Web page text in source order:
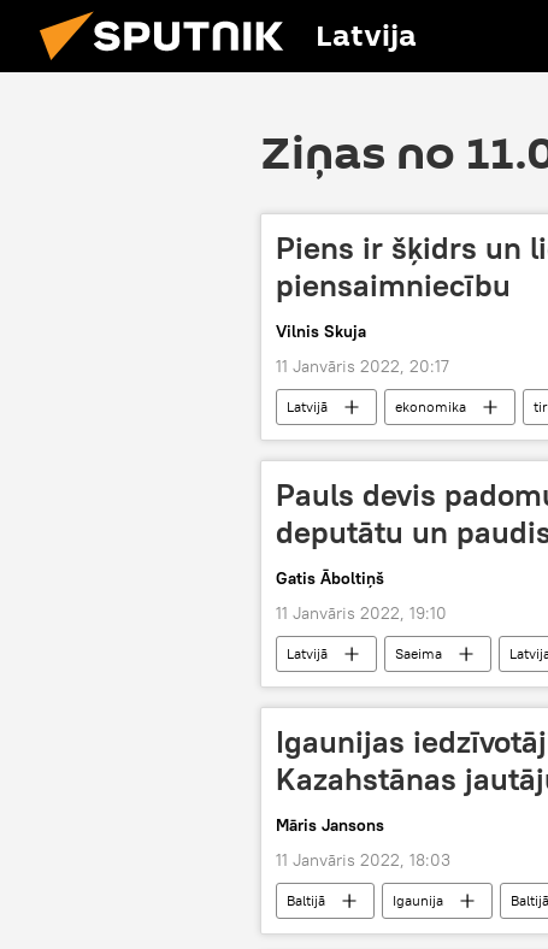
Latvija
Ziņas no
Piens ir šķidrs un
piensaimniecību
Vilnis Skuja
11 Janvāris 2022, 20:17
Latvijā ekonomika
Pauls devis
deputātu un
Gatis Āboltiņš
11 Janvāris 2022, 19:10
Latvijā Saeima
politika
Igaunijas
Kazahstānas
Māris Jansons
11 Janvāris 2022, 18:03
Baltijā Igaunija Baltijā
pasaule
Kazahstāna